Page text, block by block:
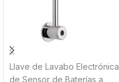
Llave de Lavabo Electrónica
de Sensor de Baterías a